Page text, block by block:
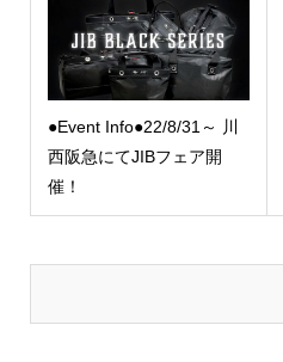
●Event Info●22/8/31～ 川
西阪急にてJIBフェア開
催！